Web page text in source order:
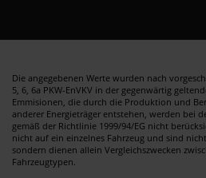
Die angegebenen Werte wurden nach
5, 6, 6a PKW-EnVKV in der gegenwärtig
Emmisionen, die durch die Produktion und
anderer Energieträger entstehen, werden bei
gemäß der Richtlinie 1999/94/EG nicht
nicht auf ein einzelnes Fahrzeug und sind
sondern dienen allein Vergleichszwecken
Fahrzeugtypen.